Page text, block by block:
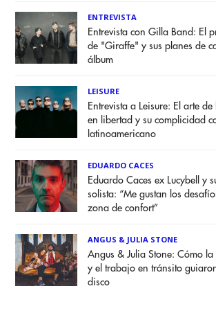
ENTREVISTA
Entrevista con Gilla Band: El
de "Giraffe" y sus planes de
álbum
LEISURE
Entrevista a Leisure: El arte
en libertad y su complicidad
latinoamericano
EDUARDO CACES
Eduardo Caces ex Lucybell y
solista: “Me gustan los
zona de confort”
ANGUS & JULIA STONE
Angus & Julia Stone: Cómo
y el trabajo en tránsito
disco